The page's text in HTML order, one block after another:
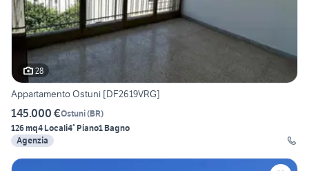
28
Appartamento Ostuni [DF2619VRG]
145.000 €Ostuni(BR)
126 mq4 Locali4° Piano1 Bagno
Agenzia